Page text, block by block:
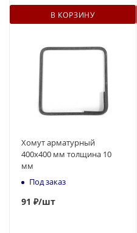
В КОРЗИНУ
Хомут арматурный
400х400 мм толщина 10
мм
Под заказ
91 ₽/шт